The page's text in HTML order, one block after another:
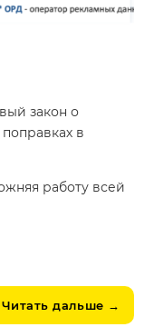
закон о
в
работу всей
Читать дальше →